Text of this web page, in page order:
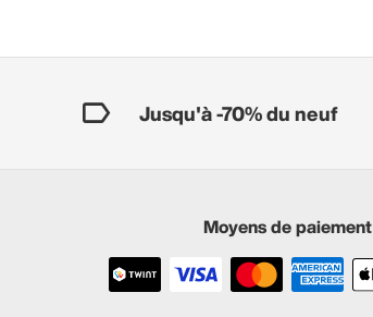
Jusqu'à -70% du neuf
Moyens de paiement